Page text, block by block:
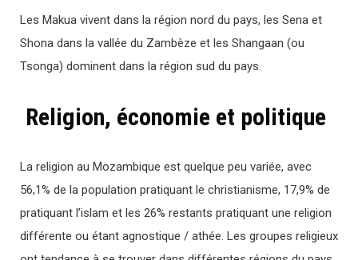
Les Makua vivent dans la région nord du pays, les Sena et
Shona dans la vallée du Zambèze et les Shangaan (ou
Tsonga) dominent dans la région sud du pays.
Religion, économie et politique
La religion au Mozambique est quelque peu variée, avec
56,1% de la population pratiquant le christianisme, 17,9% de
pratiquant l’islam et les 26% restants pratiquant une religion
différente ou étant agnostique / athée. Les groupes religieux